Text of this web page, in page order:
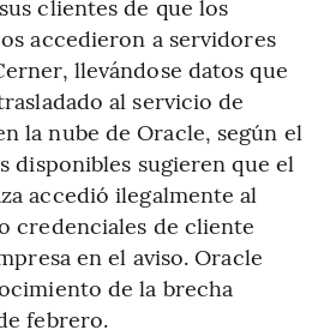
clientes de que los
accedieron a servidores
llevándose datos que
al servicio de
la nube de Oracle, según el
disponibles sugieren que el
accedió ilegalmente al
credenciales de cliente
en el aviso. Oracle
de la brecha
febrero.